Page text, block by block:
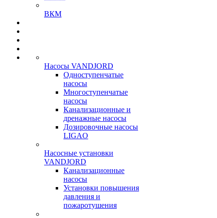
ВКМ
Насосы VANDJORD
Одноступенчатые
насосы
Многоступенчатые
насосы
Канализационные и
дренажные насосы
Дозировочные насосы
LIGAO
Насосные установки
VANDJORD
Канализационные
насосы
Установки повышения
давления и
пожаротушения